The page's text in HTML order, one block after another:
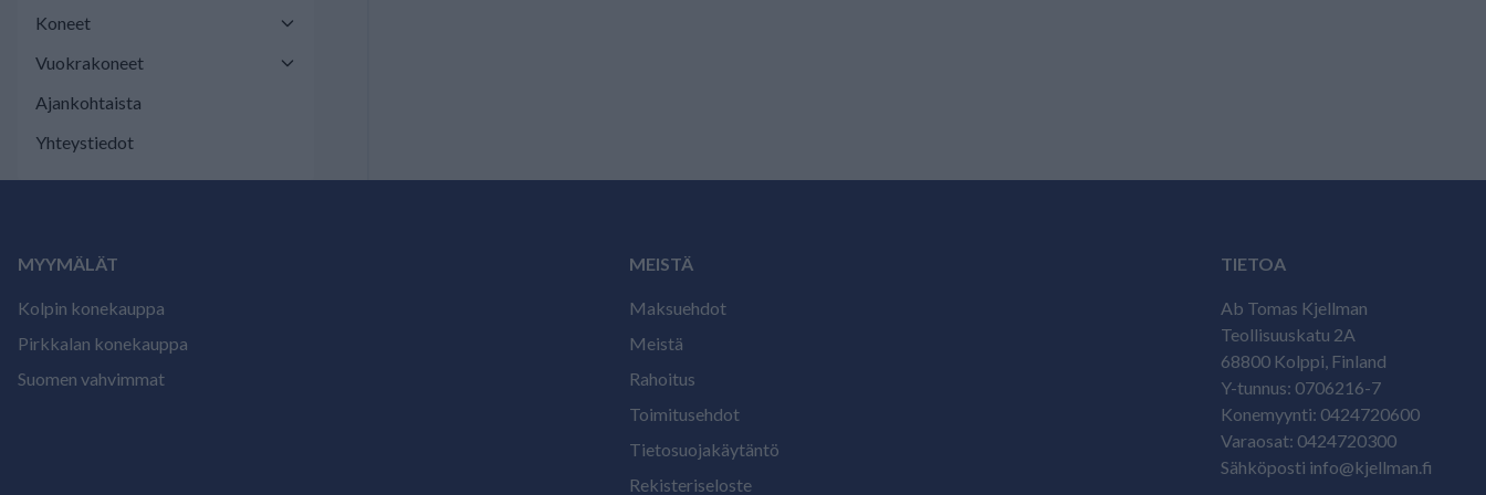
Koneet
Vuokrakoneet
Ajankohtaista
Yhteystiedot
MYYMÄLÄT
Kolpin konekauppa
Pirkkalan konekauppa
Suomen vahvimmat
MEISTÄ
Maksuehdot
Meistä
Rahoitus
Toimitusehdot
Tietosuojakäytäntö
Rekisteriseloste
TIETOA
Ab Tomas Kjellman
Teollisuuskatu 2A
68800 Kolppi, Finland
Y-tunnus: 0706216-7
Konemyynti: 0424720600
Varaosat: 0424720300
Sähköposti info@kjellman.fi